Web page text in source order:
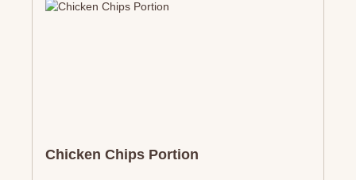
Chicken Chips Portion